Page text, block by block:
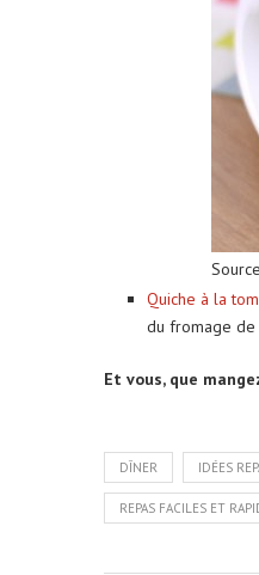
Quiche à la
du fromage de
Et vous, que
DÎNER IDÉES
REPAS FACILES ET